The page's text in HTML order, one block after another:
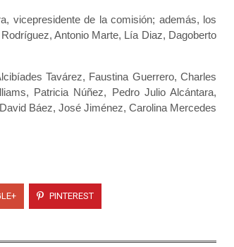
vicepresidente de la comisión; además, los
Antonio Marte, Lía Diaz, Dagoberto
Tavárez, Faustina Guerrero, Charles
Patricia Núñez, Pedro Julio Alcántara,
Báez, José Jiménez, Carolina Mercedes
PINTEREST